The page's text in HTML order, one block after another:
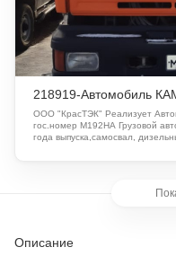
218919-Автомобиль
ООО "КрасТЭК" Реализует Автомобиль Автомобиль КАМАЗ 43255-R4
гос.номер М192НА Грузовой автомобиль КАМАЗ 2014
года выпуска,самосвал,
Описание